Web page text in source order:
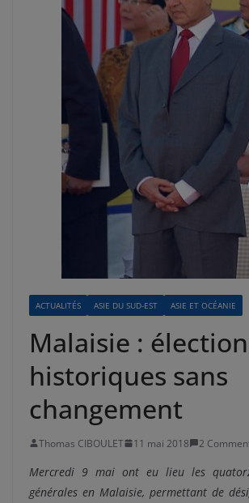
ACTUALITÉS ASIE DU SUD-EST ASIE ET OCÉANIE
Malaisie :
historiques sans
changement
Thomas CIBOULET 11 mai 2018 2
Mercredi 9 mai ont eu lieu les
générales en Malaisie, permettant de